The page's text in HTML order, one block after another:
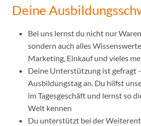
Deine
Bei uns lernst du nicht nur
sondern auch alles
Marketing, Einkauf und vieles
Deine Unterstützung ist gefragt
Ausbildungstag an. Du hilfst
im Tagesgeschäft und lernst so
Welt kennen
Du unterstützt bei der